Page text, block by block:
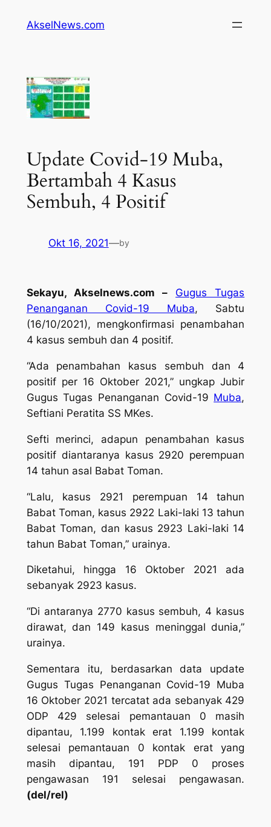
AkselNews.com
Update Covid-19 Muba,
Bertambah 4 Kasus
Sembuh, 4 Positif
Okt 16, 2021—by
Sekayu, Akselnews.com –
Gugus Tugas
Penanganan Covid-19 Muba, Sabtu
(16/10/2021), mengkonfirmasi penambahan
4 kasus sembuh dan 4 positif.
“Ada penambahan kasus sembuh dan 4
positif per 16 Oktober 2021,” ungkap Jubir
Gugus Tugas Penanganan Covid-19 Muba,
Seftiani Peratita SS MKes.
Sefti merinci, adapun penambahan kasus
positif diantaranya kasus 2920 perempuan
14 tahun asal Babat Toman.
“Lalu, kasus 2921 perempuan 14 tahun
Babat Toman, kasus 2922 Laki-laki 13 tahun
Babat Toman, dan kasus 2923 Laki-laki 14
tahun Babat Toman,” urainya.
Diketahui, hingga 16 Oktober 2021 ada
sebanyak 2923 kasus.
“Di antaranya 2770 kasus sembuh, 4 kasus
dirawat, dan 149 kasus meninggal dunia,”
urainya.
Sementara itu, berdasarkan data update
Gugus Tugas Penanganan Covid-19 Muba
16 Oktober 2021 tercatat ada sebanyak 429
ODP 429 selesai pemantauan 0 masih
dipantau, 1.199 kontak erat 1.199 kontak
selesai pemantauan 0 kontak erat yang
masih dipantau, 191 PDP 0 proses
pengawasan 191 selesai pengawasan.
(del/rel)